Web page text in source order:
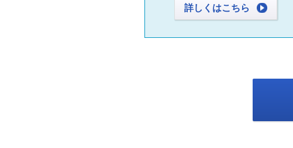
詳しくはこちら